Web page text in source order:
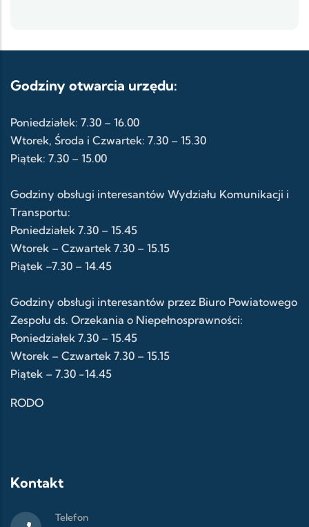
Godziny otwarcia urzędu:
Poniedziałek: 7.30 – 16.00
Wtorek, Środa i Czwartek: 7.30 – 15.30
Piątek: 7.30 – 15.00
Godziny obsługi interesantów Wydziału Komunikacji i
Transportu:
Poniedziałek 7.30 – 15.45
Wtorek – Czwartek 7.30 – 15.15
Piątek –7.30 – 14.45
Godziny obsługi interesantów przez Biuro Powiatowego
Zespołu ds. Orzekania o Niepełnosprawności:
Poniedziałek 7.30 – 15.45
Wtorek – Czwartek 7.30 – 15.15
Piątek – 7.30 -14.45
RODO
Kontakt
Telefon